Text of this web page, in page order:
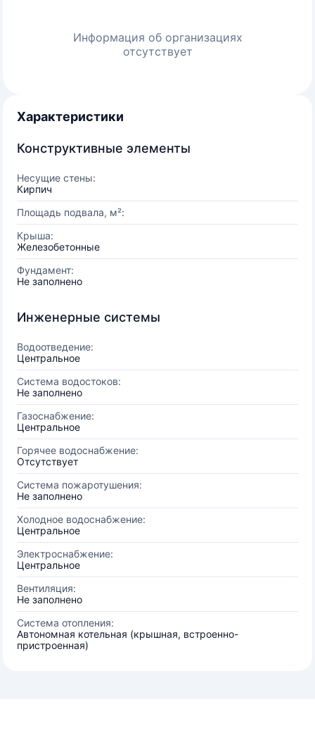
Информация об организациях
отсутствует
Характеристики
Конструктивные элементы
Несущие стены:
Кирпич
Площадь подвала, м²:
Крыша:
Железобетонные
Фундамент:
Не заполнено
Инженерные системы
Водоотведение:
Центральное
Система водостоков:
Не заполнено
Газоснабжение:
Центральное
Горячее водоснабжение:
Отсутствует
Система пожаротушения:
Не заполнено
Холодное водоснабжение:
Центральное
Электроснабжение:
Центральное
Вентиляция:
Не заполнено
Система отопления:
Автономная котельная (крышная, встроенно-
пристроенная)